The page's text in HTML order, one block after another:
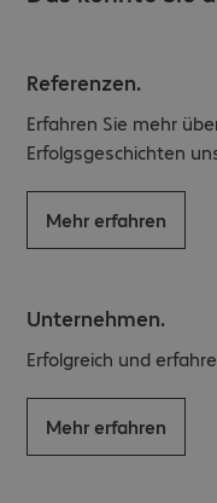
Referenzen.
Erfahren Sie mehr
Erfolgsgeschichten
Mehr erfahren
Unternehmen.
Erfolgreich und
Mehr erfahren